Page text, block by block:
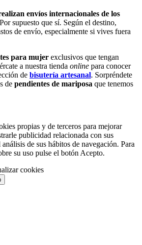
envíos internacionales de los
supuesto que sí. Según el destino,
de envío, especialmente si vives fuera
para mujer exclusivos que tengan
a nuestra tienda online para conocer
de bisutería artesanal. Sorpréndete
de pendientes de mariposa que tenemos
propias y de terceros para mejorar
publicidad relacionada con sus
de sus hábitos de navegación. Para
su uso pulse el botón Acepto.
cookies